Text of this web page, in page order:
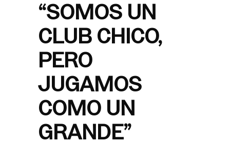
“SOMOS UN
CLUB CHICO,
PERO
JUGAMOS
COMO UN
GRANDE”